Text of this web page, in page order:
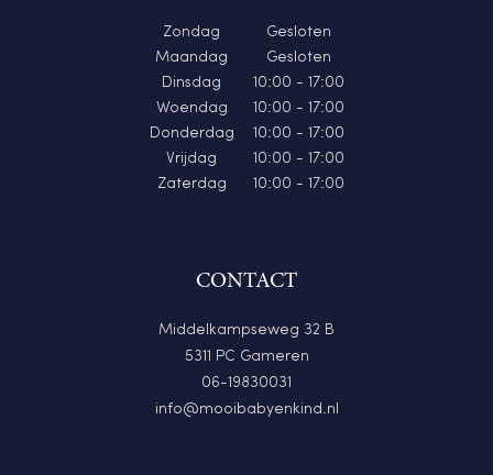
Zondag
Gesloten
Maandag
Gesloten
Dinsdag
10:00 - 17:00
Woendag
10:00 - 17:00
Donderdag
10:00 - 17:00
Vrijdag
10:00 - 17:00
Zaterdag
10:00 - 17:00
CONTACT
Middelkampseweg 32 B
5311 PC Gameren
06-19830031
info@mooibabyenkind.nl